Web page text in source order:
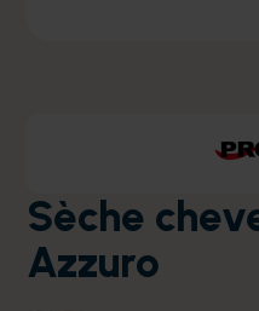
Sèche
Azzuro